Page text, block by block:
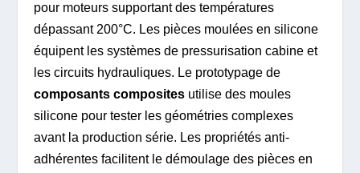
pour moteurs supportant des températures
dépassant 200°C. Les pièces moulées en silicone
équipent les systèmes de pressurisation cabine et
les circuits hydrauliques. Le prototypage de
composants composites utilise des moules
silicone pour tester les géométries complexes
avant la production série. Les propriétés anti-
adhérentes facilitent le démoulage des pièces en